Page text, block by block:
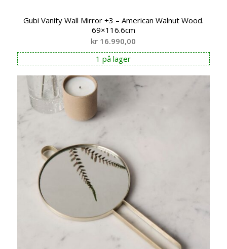
Gubi Vanity Wall Mirror +3 – American Walnut Wood.
69×116.6cm
kr 16.990,00
1 på lager